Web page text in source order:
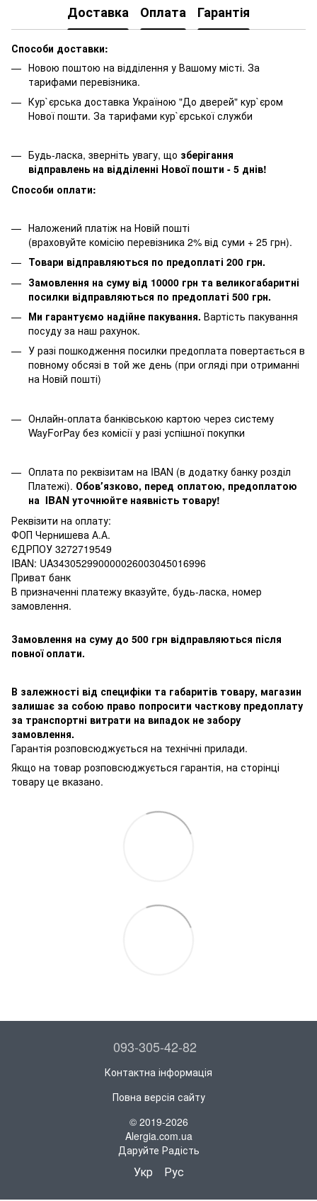
Доставка Оплата Гарантія
Способи доставки:
Новою поштою на відділення у Вашому місті. За
тарифами перевізника.
Кур`єрська доставка Україною "До дверей" кур`єром
Нової пошти. За тарифами кур`єрської служби
Будь-ласка, зверніть увагу, що зберігання
відправлень на відділенні Нової пошти - 5 днів!
Способи оплати:
Наложений платіж на Новій пошті
(враховуйте комісію перевізника 2% від суми + 25 грн).
Товари відправляються по предоплаті 200 грн.
Замовлення на суму від 10000 грн та великогабаритні
посилки відправляються по предоплаті 500 грн.
Ми гарантуємо надійне пакування. Вартість пакування
посуду за наш рахунок.
У разі пошкодження посилки предоплата повертається в
повному обсязі в той же день (при огляді при отриманні
на Новій пошті)
Онлайн-оплата банківською картою через систему
WayForPay без комісії у разі успішної покупки
Оплата по реквізитам на IBAN (в додатку банку розділ
Платежі). Обовʼязково, перед оплатою, предоплатою
на IBAN уточнюйте наявність товару!
Реквізити на оплату:
ФОП Чернишева А.А.
ЄДРПОУ 3272719549
IBAN: UA343052990000026003045016996
Приват банк
В призначенні платежу вказуйте, будь-ласка, номер
замовлення.
Замовлення на суму до 500 грн відправляються після
повної оплати.
В залежності від специфіки та габаритів товару, магазин
залишає за собою право попросити часткову предоплату
за транспортні витрати на випадок не забору
замовлення.
Гарантія розповсюджується на технічні прилади.
Якщо на товар розповсюджується гарантія, на сторінці
товару це вказано.
093-305-42-82
Контактна інформація
Повна версія сайту
© 2019-2026
Alergia.com.ua
Даруйте Радість
Укр Рус